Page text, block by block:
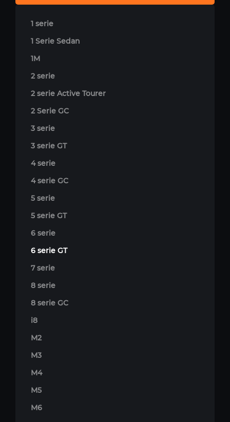
1 serie
1 Serie Sedan
1M
2 serie
2 serie Active Tourer
2 Serie GC
3 serie
3 serie GT
4 serie
4 serie GC
5 serie
5 serie GT
6 serie
6 serie GT
7 serie
8 serie
8 serie GC
i8
M2
M3
M4
M5
M6